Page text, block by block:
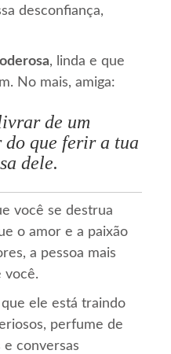
desconfiança,
, linda e que
No mais, amiga:
de um
do que ferir a tua
dele.
você se destrua
o amor e a paixão
a pessoa mais
você.
ele está traindo
perfume de
conversas